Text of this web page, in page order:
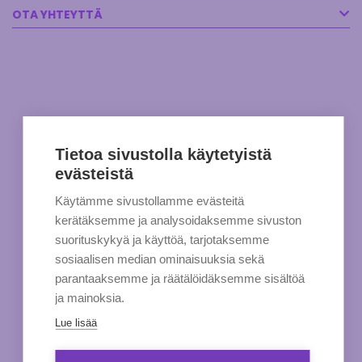
OTA YHTEYTTÄ
Tietoa sivustolla käytetyistä
evästeistä
Käytämme sivustollamme evästeitä
kerätäksemme ja analysoidaksemme sivuston
suorituskykyä ja käyttöä, tarjotaksemme
sosiaalisen median ominaisuuksia sekä
parantaaksemme ja räätälöidäksemme sisältöä
ja mainoksia.
Lue lisää